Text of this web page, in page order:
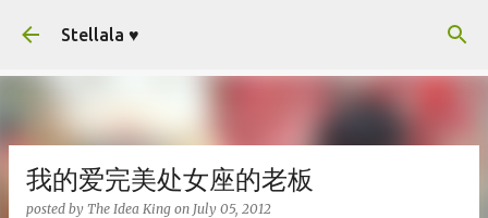
Stellala ♥
我的爱完美处女座的老板
posted by The Idea King on July 05, 2012